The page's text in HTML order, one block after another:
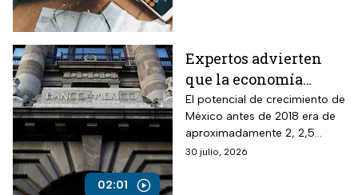
02:01
Expertos advierten
que la economía
mexicana esta al
borde del colapso
El potencial de crecimiento de
México antes de 2018 era de
aproximadamente 2, 2,5
puntos del PIB y ahora por la
30 julio, 2026